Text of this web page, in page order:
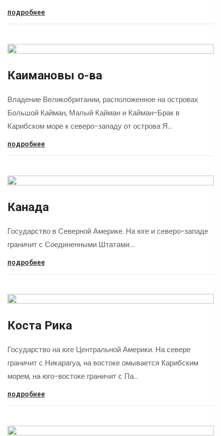
подробнее
Каимановы о-ва
Владение Великобритании, расположенное на островах
Большой Кайман, Малый Кайман и Кайман-Брак в
Карибском море к северо-западу от острова Я…
подробнее
Канада
Государство в Северной Америке. На юге и северо-западе
граничит с Соединенными Штатами.…
подробнее
Коста Рика
Государство на юге Центральной Америки. На севере
граничит с Никарагуа, на востоке омывается Карибским
морем, на юго-востоке граничит с Па…
подробнее